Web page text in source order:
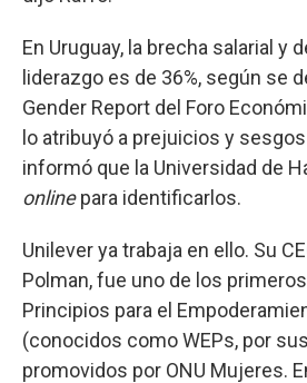
En Uruguay, la brecha salarial y
liderazgo es de 36%, según se
Gender Report del Foro
lo atribuyó a prejuicios y
informó que la Universidad de
onlinepara identificarlos.
Unilever ya trabaja en ello. Su
Polman, fue uno de los
Principios para el
(conocidos como WEPs, por
promovidos por ONU Mujeres.